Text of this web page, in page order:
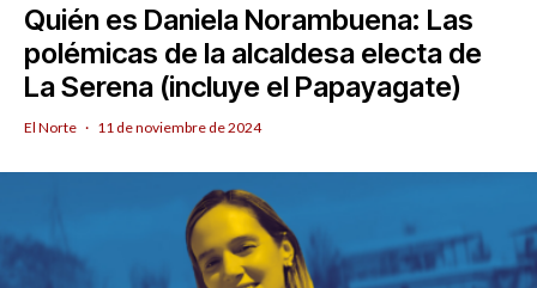
Quién es Daniela Norambuena: Las
polémicas de la alcaldesa electa de
La Serena (incluye el Papayagate)
El Norte · 11 de noviembre de 2024